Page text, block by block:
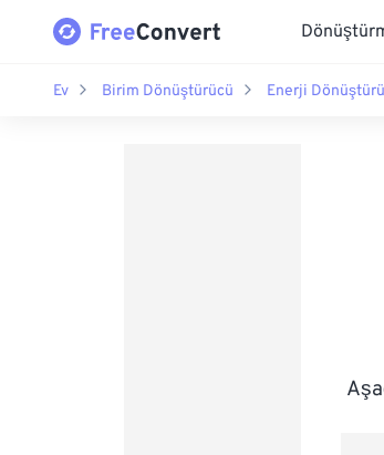
Ev Birim Dönüştürücü Enerji